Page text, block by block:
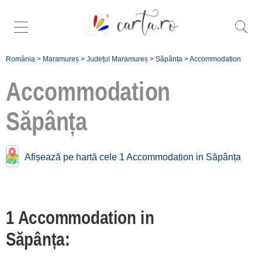
România > Maramureș > Județul Maramureș > Săpânța >Accommodation
Accommodation
Săpânța
Afișează pe hartă cele 1 Accommodation in Săpânța
1 Accommodation in
Săpânța:
Accommodation near
Săpânța:
Sighetu Marmației
[2 offers at 19.5 km]
Giulești